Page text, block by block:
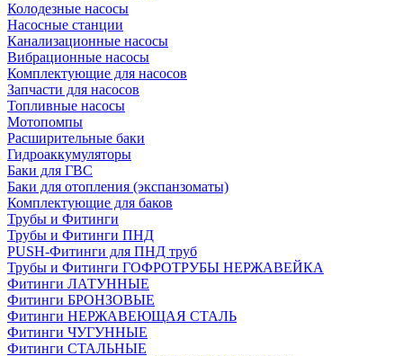
Колодезные насосы
Насосные станции
Канализационные насосы
Вибрационные насосы
Комплектующие для насосов
Запчасти для насосов
Топливные насосы
Мотопомпы
Расширительные баки
Гидроаккумуляторы
Баки для ГВС
Баки для отопления (экспанзоматы)
Комплектующие для баков
Трубы и Фитинги
Трубы и Фитинги ПНД
PUSH-Фитинги для ПНД труб
Трубы и Фитинги ГОФРОТРУБЫ НЕРЖАВЕЙКА
Фитинги ЛАТУННЫЕ
Фитинги БРОНЗОВЫЕ
Фитинги НЕРЖАВЕЮЩАЯ СТАЛЬ
Фитинги ЧУГУННЫЕ
Фитинги СТАЛЬНЫЕ